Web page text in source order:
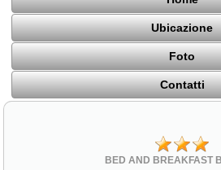
Ubicazione
Foto
Contatti
BED AND BREAKFAST